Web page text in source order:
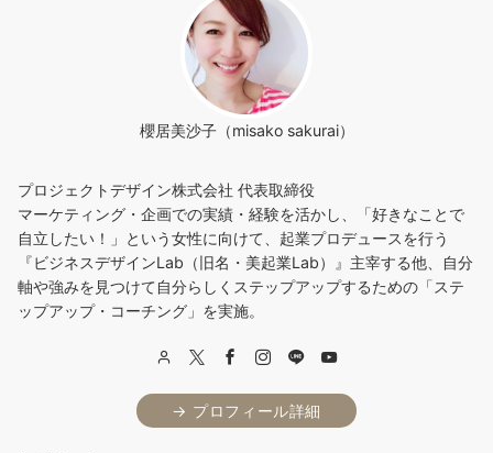
櫻居美沙子（misako sakurai）
プロジェクトデザイン株式会社 代表取締役
マーケティング・企画での実績・経験を活かし、「好きなことで
自立したい！」という女性に向けて、起業プロデュースを行う
『ビジネスデザインLab（旧名・美起業Lab）』主宰する他、自分
軸や強みを見つけて自分らしくステップアップするための「ステ
ップアップ・コーチング」を実施。
→ プロフィール詳細